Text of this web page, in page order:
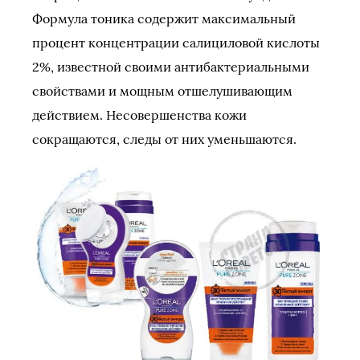
Формула тоника содержит максимальный
процент концентрации салициловой кислоты
2%, известной своими антибактериальными
свойствами и мощным отшелушивающим
действием. Несовершенства кожи
сокращаются, следы от них уменьшаются.